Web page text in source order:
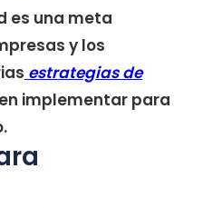
es una meta
y los
estrategias de
implementar para